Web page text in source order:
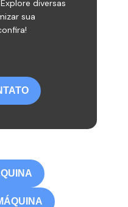
diversas
sua